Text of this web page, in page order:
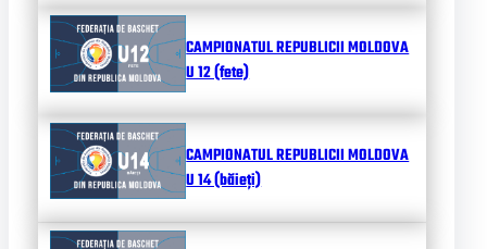
CAMPIONATUL REPUBLICII MOLDOVA
U 12 (fete)
CAMPIONATUL REPUBLICII MOLDOVA
U 14 (băieți)